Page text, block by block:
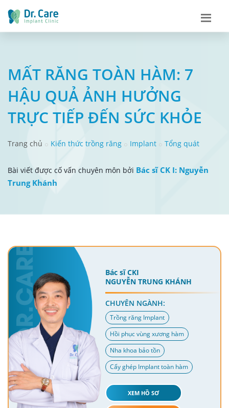
MẤT RĂNG TOÀN HÀM: 7
HẬU QUẢ ẢNH HƯỞNG
TRỰC TIẾP ĐẾN SỨC KHỎE
Trang chủ Kiến thức trồng răng Implant Tổng quát
Bài viết được cố vấn chuyên môn bởi Bác sĩ CK I: Nguyễn
Trung Khánh
Bác sĩ CKI
NGUYỄN TRUNG KHÁNH
CHUYÊN NGÀNH:
Trồng răng Implant
Hồi phục vùng xương hàm
Nha khoa bảo tồn
Cấy ghép Implant toàn hàm
XEM HỒ SƠ